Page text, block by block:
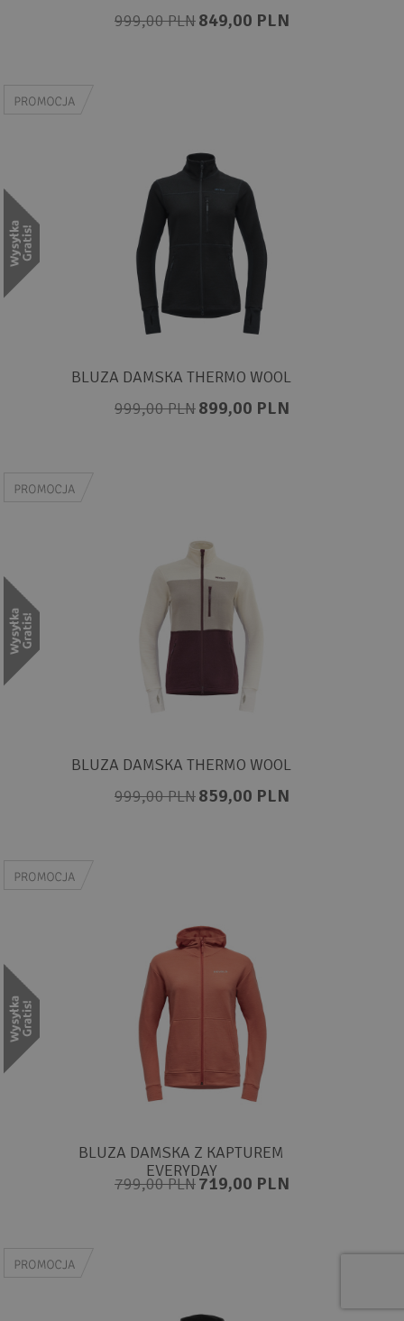
999,00 PLN849,00 PLN
BLUZA DAMSKA THERMO WOOL
999,00 PLN899,00 PLN
BLUZA DAMSKA THERMO WOOL
999,00 PLN859,00 PLN
BLUZA DAMSKA Z KAPTUREM
EVERYDAY
799,00 PLN719,00 PLN